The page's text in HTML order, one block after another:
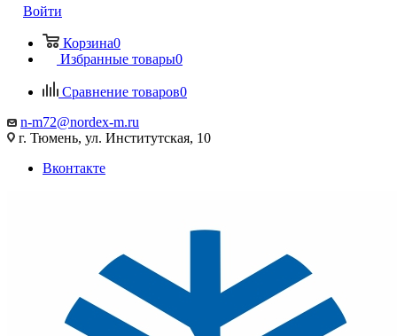
Войти
Корзина0
Избранные товары0
Сравнение товаров0
n-m72@nordex-m.ru
г. Тюмень, ул. Институтская, 10
Вконтакте